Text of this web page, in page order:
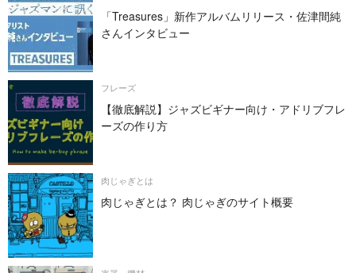
「Treasures」新作アルバムリリース・佐津間純
さんインタビュー
フレーズ
【徹底解説】ジャズビギナー向け・アドリブフレ
ーズの作り方
肉じゃぎとは
肉じゃぎとは？ 肉じゃぎのサイト概要